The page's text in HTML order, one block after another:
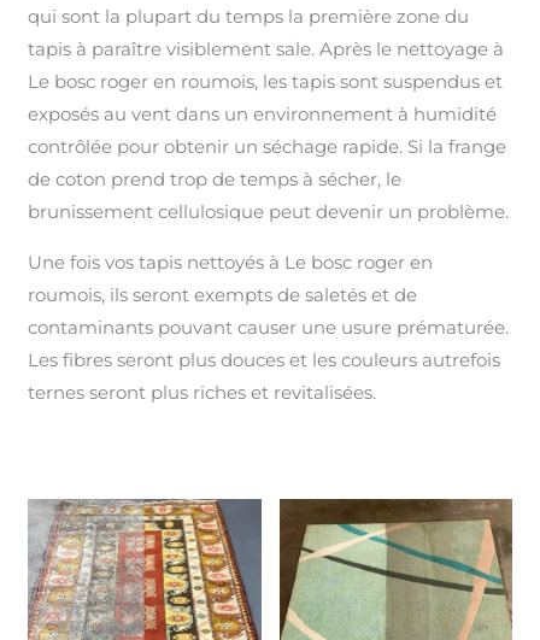
qui sont la plupart du temps la première zone du
tapis à paraître visiblement sale. Après le nettoyage à
Le bosc roger en roumois, les tapis sont suspendus et
exposés au vent dans un environnement à humidité
contrôlée pour obtenir un séchage rapide. Si la frange
de coton prend trop de temps à sécher, le
brunissement cellulosique peut devenir un problème.
Une fois vos tapis nettoyés à Le bosc roger en
roumois, ils seront exempts de saletés et de
contaminants pouvant causer une usure prématurée.
Les fibres seront plus douces et les couleurs autrefois
ternes seront plus riches et revitalisées.